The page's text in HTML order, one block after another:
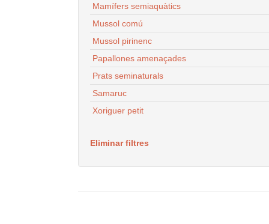
Mamífers semiaquàtics
Mussol comú
Mussol pirinenc
Papallones amenaçades
Prats seminaturals
Samaruc
Xoriguer petit
Eliminar filtres